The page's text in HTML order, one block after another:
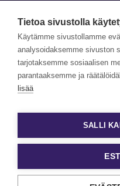
Y-
Tilaa
Tietoa sivustolla
Käytämme sivustollamme
analysoidaksemme sivuston
tarjotaksemme sosiaalisen
parantaaksemme ja
lisää
SALLI